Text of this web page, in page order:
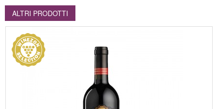
ALTRI PRODOTTI